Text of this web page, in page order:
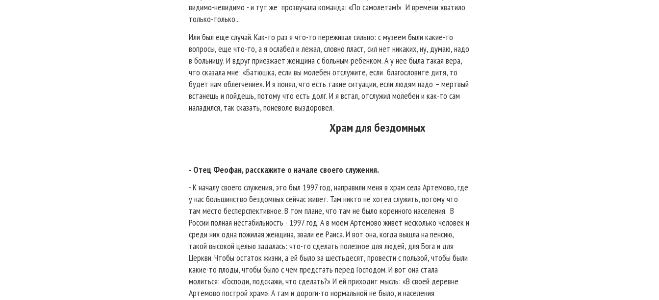
видимо-невидимо - и тут же прозвучала команда: «По самолетам!» И времени хватило
только-только...
Или был еще случай. Как-то раз я что-то переживал сильно: с музеем были какие-то
вопросы, еще что-то, а я ослабел и лежал, словно пласт, сил нет никаких, ну, думаю, надо
в больницу. И вдруг приезжает женщина с больным ребенком. А у нее была такая вера,
что сказала мне: «Батюшка, если вы молебен отслужите, если благословите дитя, то
будет нам облегчение». И я понял, что есть такие ситуации, если людям надо – мертвый
встанешь и пойдешь, потому что есть долг. И я встал, отслужил молебен и как-то сам
наладился, так сказать, поневоле выздоровел.
Храм для бездомных
- Отец Феофан, расскажите о начале своего служения.
- К началу своего служения, это был 1997 год, направили меня в храм села Артемово, где
у нас большинство бездомных сейчас живет. Там никто не хотел служить, потому что
там место бесперспективное. В том плане, что там не было коренного населения. В
России полная нестабильность - 1997 год. А в моем Артемово живет несколько человек и
среди них одна пожилая женщина, звали ее Раиса. И вот она, когда вышла на пенсию,
такой высокой целью задалась: что-то сделать полезное для людей, для Бога и для
Церкви. Чтобы остаток жизни, а ей было за шестьдесят, провести с пользой, чтобы были
какие-то плоды, чтобы было с чем предстать перед Господом. И вот она стала
молиться: «Господи, подскажи, что сделать?» И ей приходит мысль: «В своей деревне
Артемово построй храм». А там и дороги-то нормальной не было, и населения